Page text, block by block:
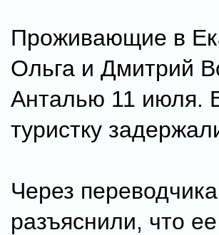
Проживающие в
Ольга и Дмитрий
Анталью 11 июля.
туристку
Через
разъяснили, что